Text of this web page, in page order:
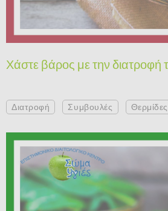
Χάστε βάρος με την διατροφή
Διατροφή Συμβουλές Θερμίδες